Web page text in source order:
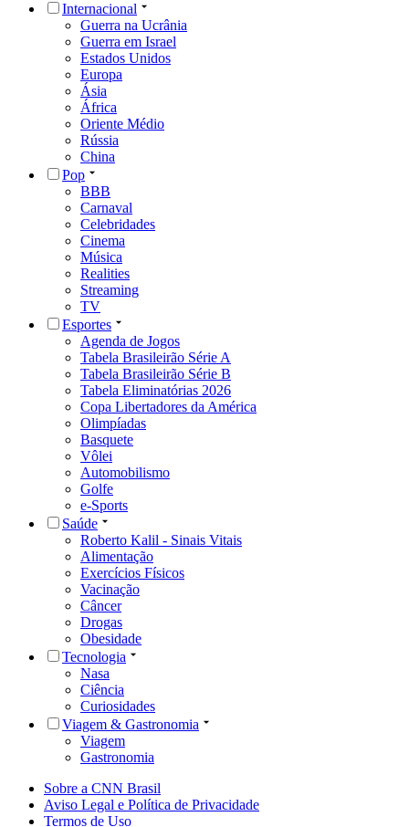
Internacional
Guerra na Ucrânia
Guerra em Israel
Estados Unidos
Europa
Ásia
África
Oriente Médio
Rússia
China
Pop
BBB
Carnaval
Celebridades
Cinema
Música
Realities
Streaming
TV
Esportes
Agenda de Jogos
Tabela Brasileirão Série A
Tabela Brasileirão Série B
Tabela Eliminatórias 2026
Copa Libertadores da América
Olimpíadas
Basquete
Vôlei
Automobilismo
Golfe
e-Sports
Saúde
Roberto Kalil - Sinais Vitais
Alimentação
Exercícios Físicos
Vacinação
Câncer
Drogas
Obesidade
Tecnologia
Nasa
Ciência
Curiosidades
Viagem & Gastronomia
Viagem
Gastronomia
Sobre a CNN Brasil
Aviso Legal e Política de Privacidade
Termos de Uso